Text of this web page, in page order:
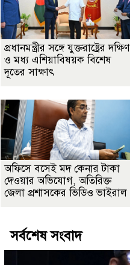
প্রধানমন্ত্রীর সঙ্গে যুক্তরাষ্ট্রের দক্ষিণ
ও মধ্য এশিয়াবিষয়ক বিশেষ
দূতের সাক্ষাৎ
অফিসে বসেই মদ কেনার টাকা
দেওয়ার অভিযোগ, অতিরিক্ত
জেলা প্রশাসকের ভিডিও ভাইরাল
সর্বশেষ সংবাদ